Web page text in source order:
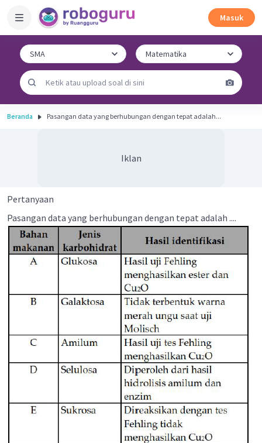
Masuk
Beranda Pasangan data yang berhubungan dengan tepat adalah...
Iklan
Pertanyaan
Pasangan data yang berhubungan dengan tepat adalah ....